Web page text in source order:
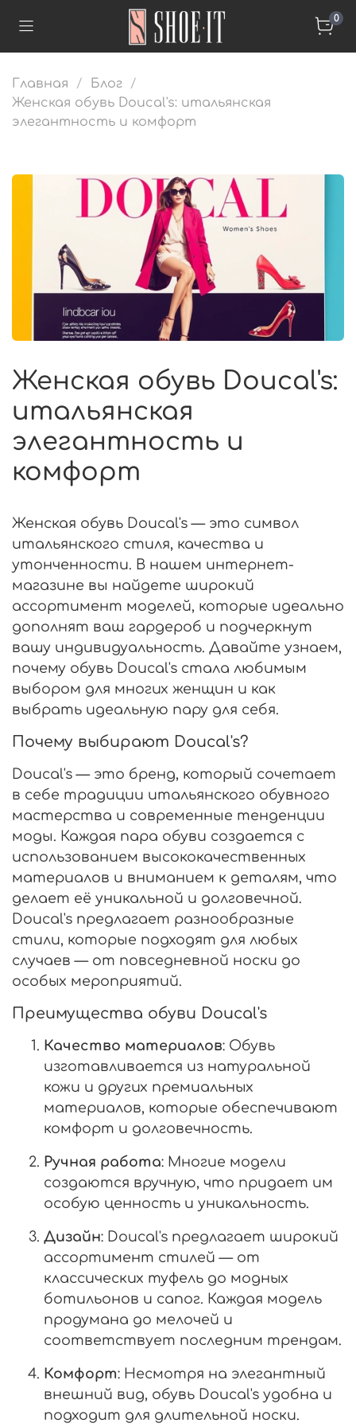
0
Главная
Блог
Женская обувь Doucal's: итальянская
элегантность и комфорт
Женская обувь Doucal's:
итальянская
элегантность и
комфорт
Женская обувь Doucal's — это символ
итальянского стиля, качества и
утонченности. В нашем интернет-
магазине вы найдете широкий
ассортимент моделей, которые идеально
дополнят ваш гардероб и подчеркнут
вашу индивидуальность. Давайте узнаем,
почему обувь Doucal's стала любимым
выбором для многих женщин и как
выбрать идеальную пару для себя.
Почему выбирают Doucal's?
Doucal's — это бренд, который сочетает
в себе традиции итальянского обувного
мастерства и современные тенденции
моды. Каждая пара обуви создается с
использованием высококачественных
материалов и вниманием к деталям, что
делает её уникальной и долговечной.
Doucal's предлагает разнообразные
стили, которые подходят для любых
случаев — от повседневной носки до
особых мероприятий.
Преимущества обуви Doucal's
Качество материалов: Обувь
изготавливается из натуральной
кожи и других премиальных
материалов, которые обеспечивают
комфорт и долговечность.
Ручная работа: Многие модели
создаются вручную, что придает им
особую ценность и уникальность.
Дизайн: Doucal's предлагает широкий
ассортимент стилей — от
классических туфель до модных
ботильонов и сапог. Каждая модель
продумана до мелочей и
соответствует последним трендам.
Комфорт: Несмотря на элегантный
внешний вид, обувь Doucal's удобна и
подходит для длительной носки.